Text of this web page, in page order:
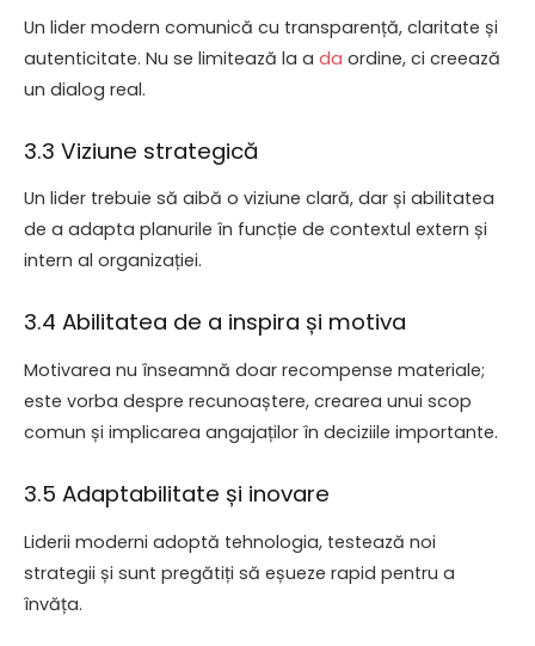
Un lider modern comunică cu transparență, claritate și
autenticitate. Nu se limitează la a da ordine, ci creează
un dialog real.
3.3 Viziune strategică
Un lider trebuie să aibă o viziune clară, dar și abilitatea
de a adapta planurile în funcție de contextul extern și
intern al organizației.
3.4 Abilitatea de a inspira și motiva
Motivarea nu înseamnă doar recompense materiale;
este vorba despre recunoaștere, crearea unui scop
comun și implicarea angajaților în deciziile importante.
3.5 Adaptabilitate și inovare
Liderii moderni adoptă tehnologia, testează noi
strategii și sunt pregătiți să eșueze rapid pentru a
învăța.